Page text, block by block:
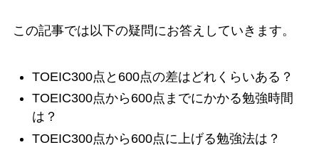
この記事では以下の疑問にお答えしていきます。
TOEIC300点と600点の差はどれくらいある？
TOEIC300点から600点までにかかる勉強時間
は？
TOEIC300点から600点に上げる勉強法は？